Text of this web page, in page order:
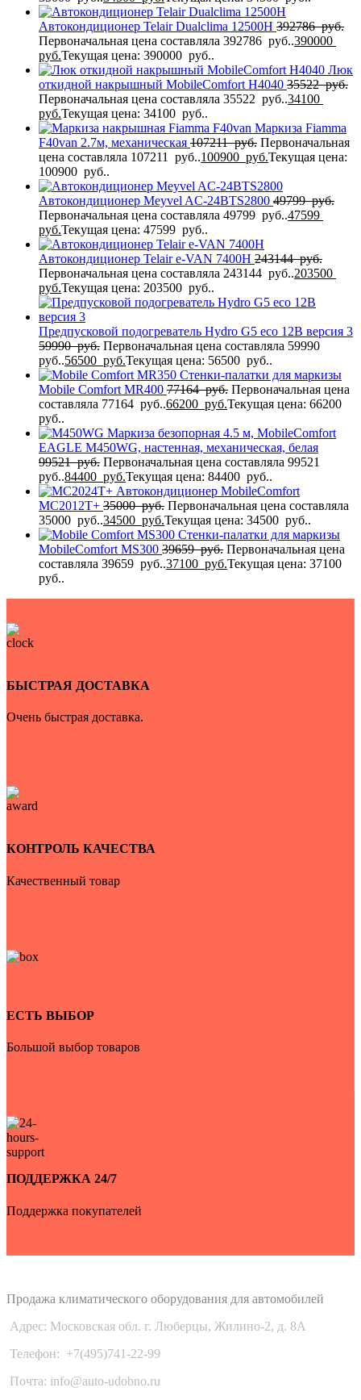
Автокондиционер Telair Dualclima 12500H 392786руб.
Первоначальная цена составляла 392786 руб..390000
руб.Текущая цена: 390000 руб..
Люк
откидной накрышный MobileComfort H4040 35522руб.
Первоначальная цена составляла 35522 руб..34100
руб.Текущая цена: 34100 руб..
Маркиза Fiamma
F40van 2.7м, механическая 107211руб. Первоначальная
цена составляла 107211 руб..100900 руб.Текущая цена:
100900 руб..
Автокондиционер Meyvel AC-24BTS2800 49799руб.
Первоначальная цена составляла 49799 руб..47599
руб.Текущая цена: 47599 руб..
Автокондиционер Telair e-VAN 7400H 243144руб.
Первоначальная цена составляла 243144 руб..203500
руб.Текущая цена: 203500 руб..
Предпусковой подогреватель Hydro G5 eco 12В версия 3
59990руб. Первоначальная цена составляла 59990
руб..56500 руб.Текущая цена: 56500 руб..
Стенки-палатки для маркизы
Mobile Comfort MR400 77164руб. Первоначальная цена
составляла 77164 руб..66200 руб.Текущая цена: 66200
руб..
Маркиза безопорная 4.5 м, MobileComfort
EAGLE M450WG, настенная, механическая, белая
99521руб. Первоначальная цена составляла 99521
руб..84400 руб.Текущая цена: 84400 руб..
Автокондиционер MobileComfort
MC2012T+ 35000руб. Первоначальная цена составляла
35000 руб..34500 руб.Текущая цена: 34500 руб..
Стенки-палатки для маркизы
MobileComfort МS300 39659руб. Первоначальная цена
составляла 39659 руб..37100 руб.Текущая цена: 37100
руб..
БЫСТРАЯ ДОСТАВКА
Очень быстрая доставка.
КОНТРОЛЬ КАЧЕСТВА
Качественный товар
ЕСТЬ ВЫБОР
Большой выбор товаров
ПОДДЕРЖКА 24/7
Поддержка покупателей
Продажа климатического оборудования для автомобилей
Адрес: Московская обл. г. Люберцы, Жилино-2, д. 8A
Телефон: +7(495)741-22-99
Почта: info@auto-udobno.ru